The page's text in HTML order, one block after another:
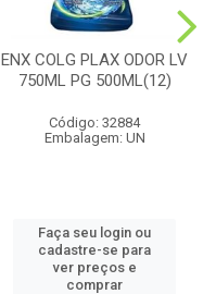
ENX COLG PLAX ODOR LV
750ML PG 500ML(12)
Código: 32884
Embalagem: UN
Faça seu login ou
cadastre-se para
ver preços e
comprar